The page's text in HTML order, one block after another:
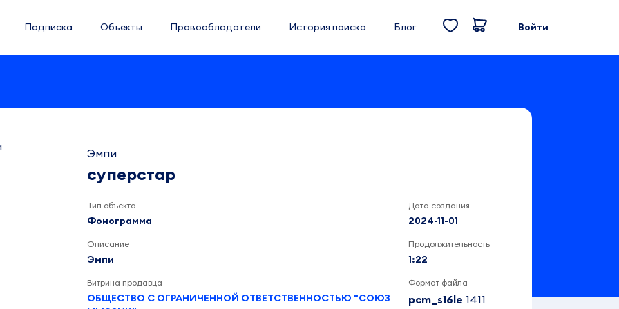
Подписка Объекты Правообладатели История поиска Блог Войти
Эмпи
суперстар
Тип объекта
Фонограмма
Описание
Эмпи
Витрина продавца
ОБЩЕСТВО С ОГРАНИЧЕННОЙ ОТВЕТСТВЕННОСТЬЮ "СОЮЗ
Дата создания
2024-11-01
Продолжительность
1:22
Формат файла
pcm_s16le 1411